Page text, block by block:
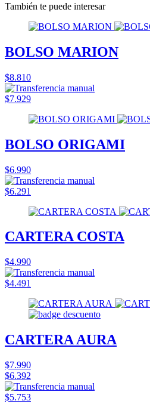
También te puede interesar
BOLSO MARION
$8.810
$7.929
BOLSO ORIGAMI
$6.990
$6.291
CARTERA COSTA
$4.990
$4.491
CARTERA AURA
$7.990
$6.392
$5.753